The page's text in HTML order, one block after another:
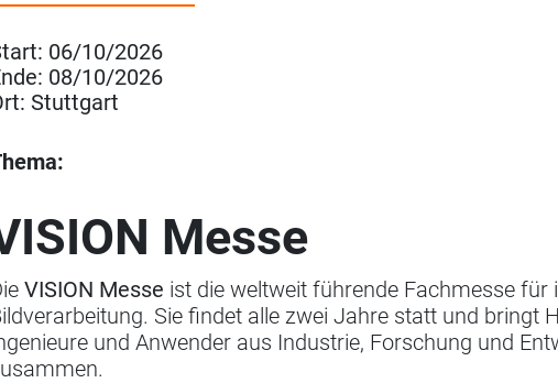
06/10/2026
08/10/2026
Stuttgart
Messe
VISION Messe ist die weltweit führende Fachmesse für
Sie findet alle zwei Jahre statt und bringt
und Anwender aus Industrie, Forschung und